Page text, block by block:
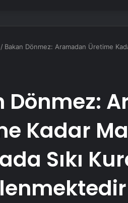
/ Bakan Dönmez: Aramadan Üretime
Dönmez:
Kadar
Sıkı